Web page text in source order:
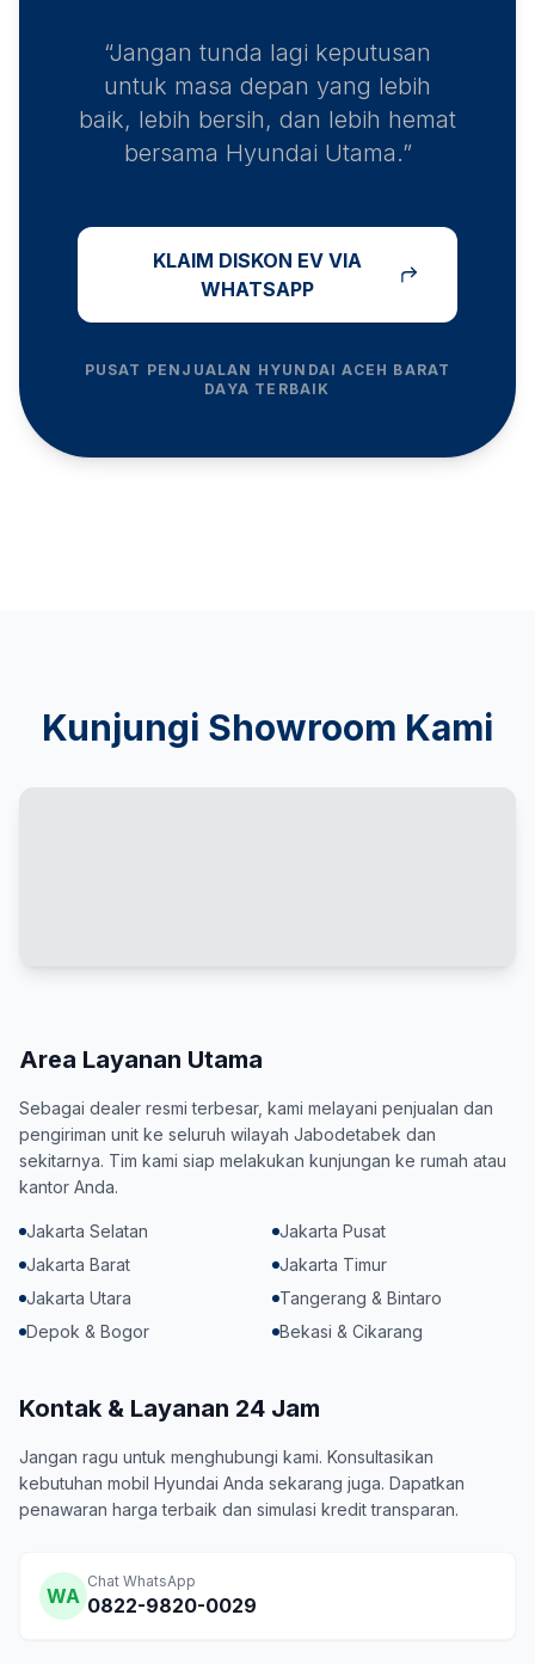
“Jangan tunda lagi keputusan
untuk masa depan yang lebih
baik, lebih bersih, dan lebih hemat
bersama Hyundai Utama.”
KLAIM DISKON EV VIA
WHATSAPP
PUSAT PENJUALAN HYUNDAIACEH BARAT
DAYA TERBAIK
Kunjungi Showroom Kami
Area Layanan Utama
Sebagai dealer resmi terbesar, kami melayani penjualan dan
pengiriman unit ke seluruh wilayah Jabodetabek dan
sekitarnya. Tim kami siap melakukan kunjungan ke rumah atau
kantor Anda.
Jakarta Selatan
Jakarta Pusat
Jakarta Barat
Jakarta Timur
Jakarta Utara
Tangerang & Bintaro
Depok & Bogor
Bekasi & Cikarang
Kontak & Layanan 24 Jam
Jangan ragu untuk menghubungi kami. Konsultasikan
kebutuhan mobil Hyundai Anda sekarang juga. Dapatkan
penawaran harga terbaik dan simulasi kredit transparan.
WA
Chat WhatsApp
0822-9820-0029